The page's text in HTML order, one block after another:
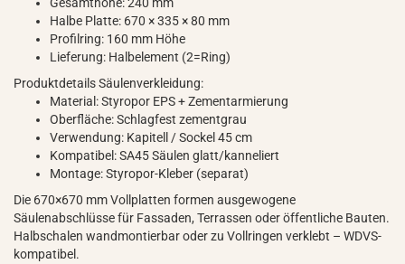
Halbe Platte: 670 × 335 × 80 mm
Profilring: 160 mm Höhe
Lieferung: Halbelement (2=Ring)
Produktdetails Säulenverkleidung:
Material: Styropor EPS + Zementarmierung
Oberfläche: Schlagfest zementgrau
Verwendung: Kapitell / Sockel 45 cm
Kompatibel: SA45 Säulen glatt/kanneliert
Montage: Styropor-Kleber (separat)
Die 670×670 mm Vollplatten formen ausgewogene
Säulenabschlüsse für Fassaden, Terrassen oder öffentliche Bauten.
Halbschalen wandmontierbar oder zu Vollringen verklebt – WDVS-
kompatibel.